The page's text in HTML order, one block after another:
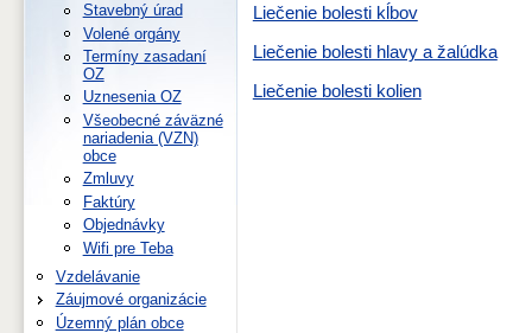
Liečenie bolesti kĺbov
Liečenie bolesti hlavy a žalúdka
Liečenie bolesti kolien
Stavebný úrad
Volené orgány
Termíny zasadaní
OZ
Uznesenia OZ
Všeobecné záväzné
nariadenia (VZN)
obce
Zmluvy
Faktúry
Objednávky
Wifi pre Teba
Vzdelávanie
Záujmové organizácie
Územný plán obce